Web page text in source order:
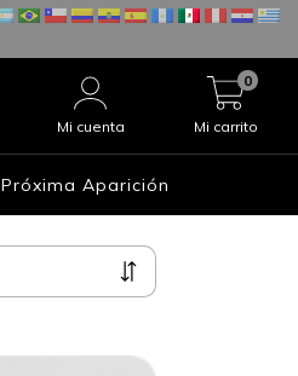
Mi cuenta Mi carrito
0
Próxima Aparición